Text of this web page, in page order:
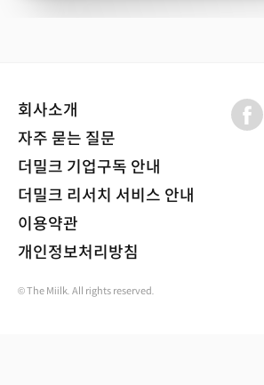
회사소개
자주 묻는 질문
더밀크 기업구독 안내
더밀크 리서치 서비스 안내
이용약관
개인정보처리방침
© The Miilk. All rights reserved.